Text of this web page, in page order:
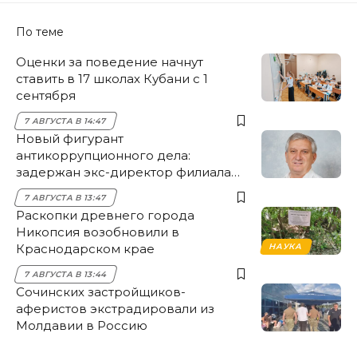
По теме
Оценки за поведение начнут
ставить в 17 школах Кубани с 1
сентября
7 АВГУСТА В 14:47
Новый фигурант
антикоррупционного дела:
задержан экс-директор филиала
НЭСК Крымска
7 АВГУСТА В 13:47
НАУКА
Раскопки древнего города
Никопсия возобновили в
Краснодарском крае
7 АВГУСТА В 13:44
Сочинских застройщиков-
аферистов экстрадировали из
Молдавии в Россию